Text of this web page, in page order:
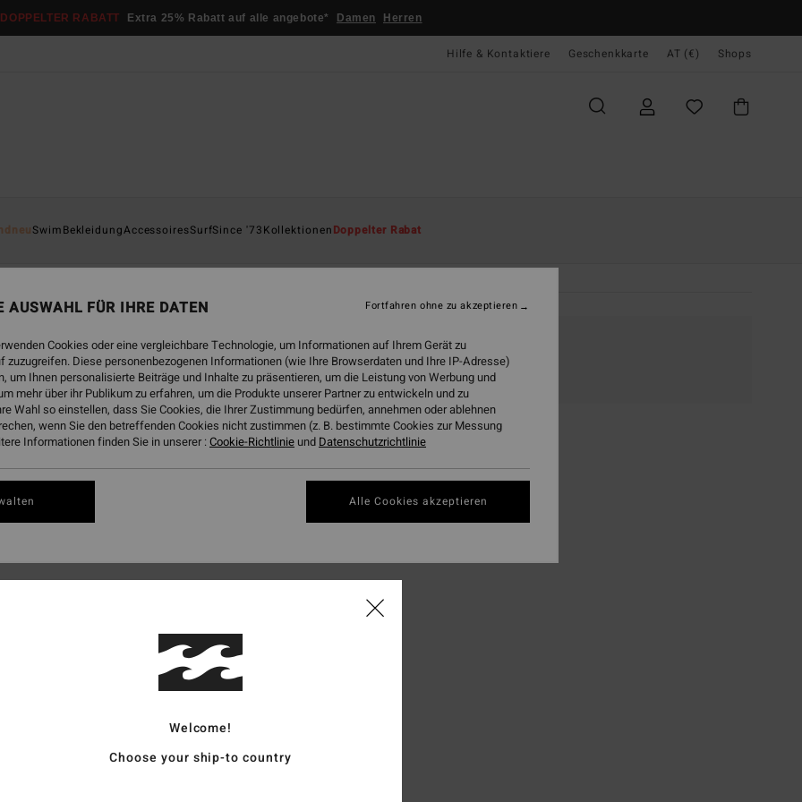
DOPPELTER RABATT Extra 25% Rabatt auf alle angebote* Damen Herren
Hilfe & Kontaktiere Geschenkkarte AT (€) Shops
SwimBekleidungAccessoiresSurfSince '73KollektionenDoppelter Rabat
wieder da
Welcome!
Choose your ship-to country
AUSWAHL FÜR IHRE DATEN
Cookies oder eine vergleichbare Technologie, um Informationen auf Ihrem Gerät zu
zuzugreifen. Diese personenbezogenen Informationen (wie Ihre Browserdaten und Ihre IP-Adresse)
um Ihnen personalisierte Beiträge und Inhalte zu präsentieren, um die Leistung von Werbung und
mehr über ihr Publikum zu erfahren, um die Produkte unserer Partner zu entwickeln und zu
Wahl so einstellen, dass Sie Cookies, die Ihrer Zustimmung bedürfen, annehmen oder ablehnen
wenn Sie den betreffenden Cookies nicht zustimmen (z. B. bestimmte Cookies zur Messung
Informationen finden Sie in unserer :Cookie-Richtlinie und Datenschutzrichtlinie
Fortfahren ohne zu akzeptieren
Alle Cookies akzeptieren